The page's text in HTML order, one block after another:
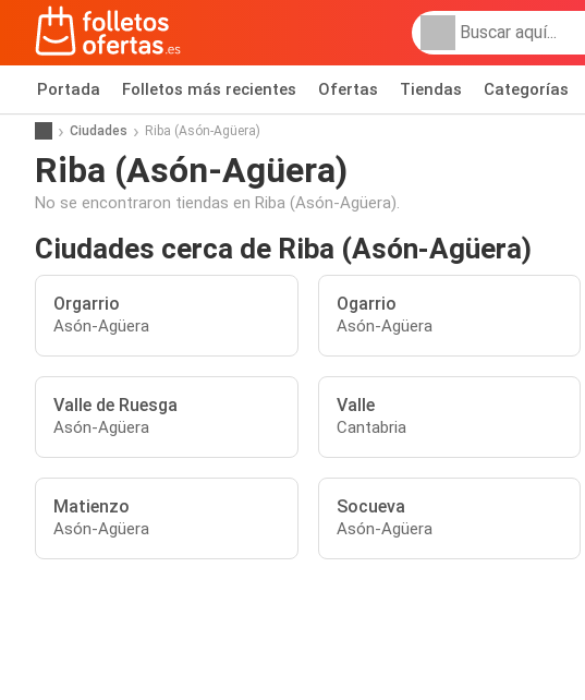
Portada Folletos más recientes Ofertas Tiendas Categorías
Ciudades Riba (Asón-Agüera)
Riba (Asón-Agüera)
No se encontraron tiendas en Riba (Asón-Agüera).
Ciudades cerca de Riba (Asón-Agüera)
Orgarrio
Asón-Agüera
Ogarrio
Asón-Agüera
Valle de Ruesga
Asón-Agüera
Valle
Cantabria
Matienzo
Asón-Agüera
Socueva
Asón-Agüera